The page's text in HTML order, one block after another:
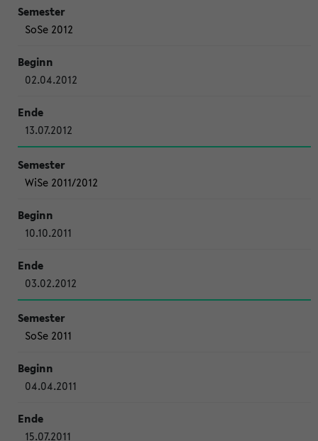
SoSe 2012
02.04.2012
13.07.2012
WiSe 2011/2012
10.10.2011
03.02.2012
SoSe 2011
04.04.2011
15.07.2011